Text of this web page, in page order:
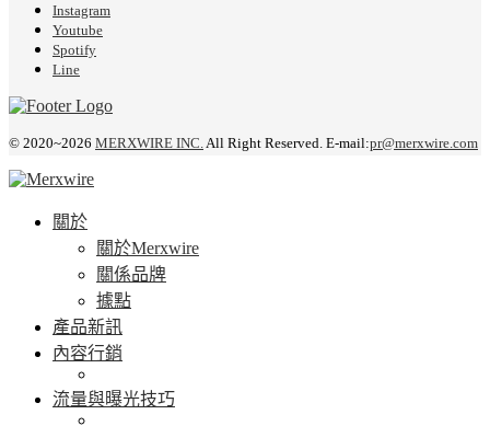
Instagram
Youtube
Spotify
Line
© 2020~2026 MERXWIRE INC. All Right Reserved. E-mail:pr@merxwire.com
關於
關於Merxwire
關係品牌
據點
產品新訊
內容行銷
流量與曝光技巧